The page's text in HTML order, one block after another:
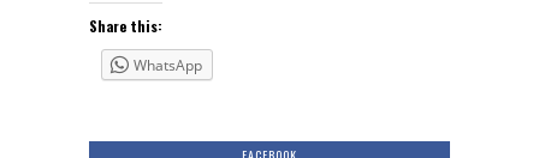
Share this:
WhatsApp